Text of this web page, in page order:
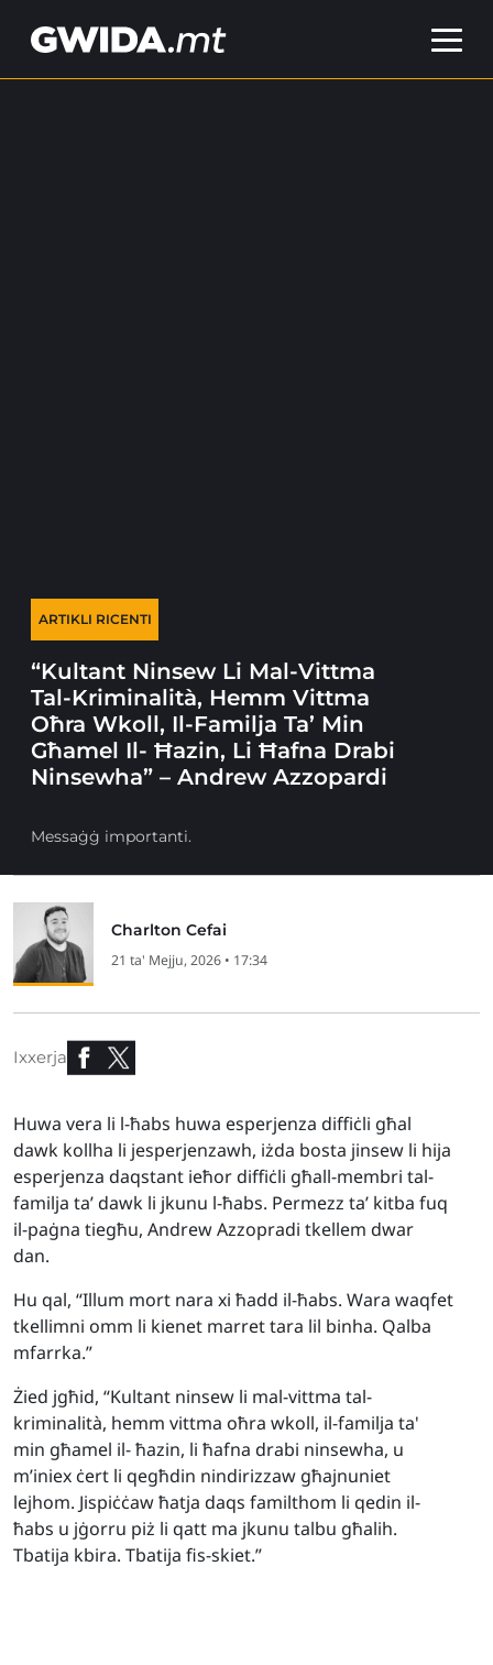
ARTIKLI RICENTI
“Kultant Ninsew Li Mal-Vittma
Tal-Kriminalità, Hemm Vittma
Oħra Wkoll, Il-Familja Ta’ Min
Għamel Il- Ħazin, Li Ħafna Drabi
Ninsewha” – Andrew Azzopardi
Messaġġ importanti.
Charlton Cefai
21 ta' Mejju, 2026 • 17:34
Ixxerja
Huwa vera li l-ħabs huwa esperjenza diffiċli għal
dawk kollha li jesperjenzawh, iżda bosta jinsew li hija
esperjenza daqstant ieħor diffiċli għall-membri tal-
familja ta’ dawk li jkunu l-ħabs. Permezz ta’ kitba fuq
il-paġna tiegħu, Andrew Azzopradi tkellem dwar
dan.
Hu qal, “Illum mort nara xi ħadd il-ħabs. Wara waqfet
tkellimni omm li kienet marret tara lil binha. Qalba
mfarrka.”
Żied jgħid, “Kultant ninsew li mal-vittma tal-
kriminalità, hemm vittma oħra wkoll, il-familja ta'
min għamel il- ħazin, li ħafna drabi ninsewha, u
m’iniex ċert li qegħdin nindirizzaw għajnuniet
lejhom. Jispiċċaw ħatja daqs familthom li qedin il-
ħabs u jġorru piż li qatt ma jkunu talbu għalih.
Tbatija kbira. Tbatija fis-skiet.”